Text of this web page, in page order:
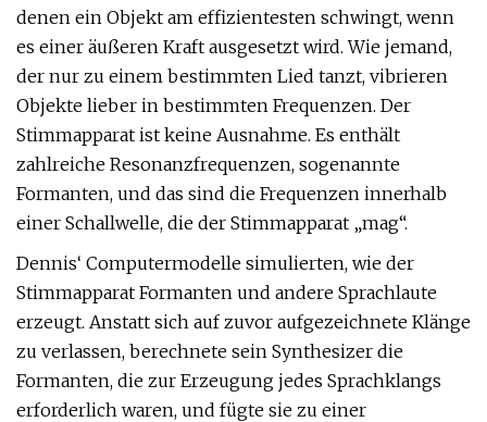
denen ein Objekt am effizientesten schwingt, wenn
es einer äußeren Kraft ausgesetzt wird. Wie jemand,
der nur zu einem bestimmten Lied tanzt, vibrieren
Objekte lieber in bestimmten Frequenzen. Der
Stimmapparat ist keine Ausnahme. Es enthält
zahlreiche Resonanzfrequenzen, sogenannte
Formanten, und das sind die Frequenzen innerhalb
einer Schallwelle, die der Stimmapparat „mag“.
Dennis‘ Computermodelle simulierten, wie der
Stimmapparat Formanten und andere Sprachlaute
erzeugt. Anstatt sich auf zuvor aufgezeichnete Klänge
zu verlassen, berechnete sein Synthesizer die
Formanten, die zur Erzeugung jedes Sprachklangs
erforderlich waren, und fügte sie zu einer